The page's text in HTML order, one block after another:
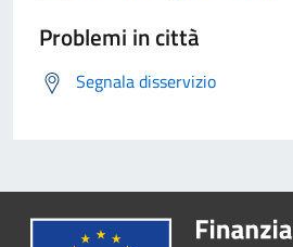
Problemi in città
Segnala disservizio